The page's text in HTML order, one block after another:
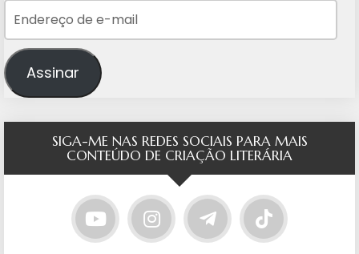
Assinar
SIGA-ME NAS REDES SOCIAIS PARA MAIS
CONTEÚDO DE CRIAÇÃO LITERÁRIA